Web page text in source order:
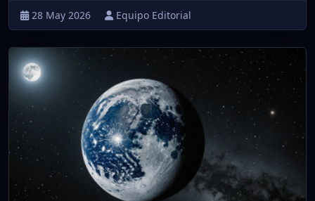
28 May 2026 Equipo Editorial